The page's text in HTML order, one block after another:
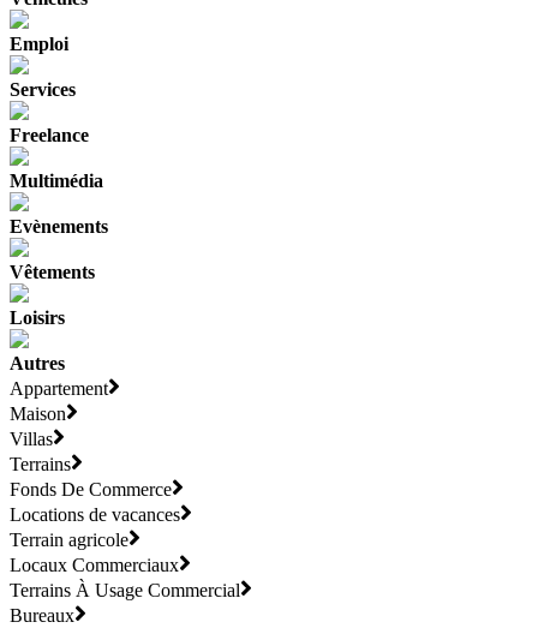
Emploi
Services
Freelance
Multimédia
Evènements
Vêtements
Loisirs
Autres
Appartement
Maison
Villas
Terrains
Fonds De Commerce
Locations de vacances
Terrain agricole
Locaux Commerciaux
Terrains À Usage Commercial
Bureaux